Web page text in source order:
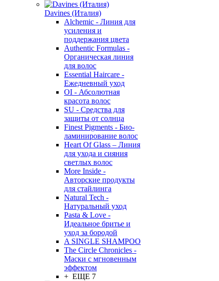
Davines (Италия)
Alchemic - Линия для
усиления и
поддержания цвета
Authentic Formulas -
Органическая линия
для волос
Essential Haircare -
Eжедневный уход
OI - Абсолютная
красота волос
SU - Средства для
защиты от солнца
Finest Pigments - Био-
ламинирование волос
Heart Of Glass – Линия
для ухода и сияния
светлых волос
More Inside -
Авторские продукты
для стайлинга
Natural Tech -
Натуральный уход
Pasta & Love -
Идеальное бритье и
уход за бородой
A SINGLE SHAMPOO
The Circle Chronicles -
Маски с мгновенным
эффектом
+ ЕЩЕ 7